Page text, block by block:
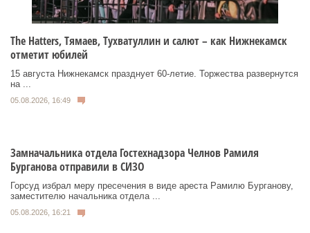
Тhe Нatters, Тямаев, Тухватуллин и салют – как Нижнекамск
отметит юбилей
15 августа Нижнекамск празднует 60‑летие. Торжества развернутся
на ...
05.08.2026, 16:49
Замначальника отдела Гостехнадзора Челнов Рамиля
Бурганова отправили в СИЗО
Горсуд избрал меру пресечения в виде ареста Рамилю Бурганову,
заместителю начальника отдела ...
05.08.2026, 16:21